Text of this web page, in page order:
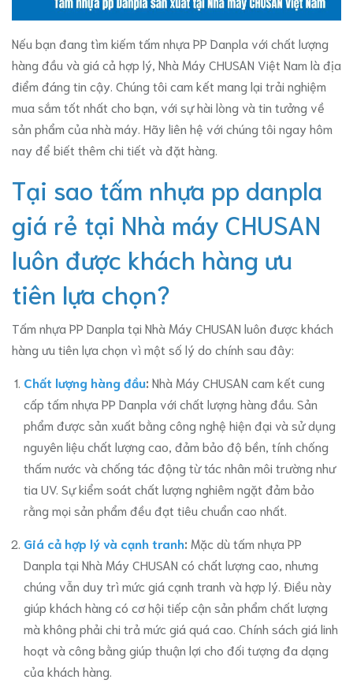
Nếu bạn đang tìm kiếm tấm nhựa PP Danpla với chất lượng
hàng đầu và giá cả hợp lý, Nhà Máy CHUSAN Việt Nam là địa
điểm đáng tin cậy. Chúng tôi cam kết mang lại trải nghiệm
mua sắm tốt nhất cho bạn, với sự hài lòng và tin tưởng về
sản phẩm của nhà máy. Hãy liên hệ với chúng tôi ngay hôm
nay để biết thêm chi tiết và đặt hàng.
Tại sao tấm nhựa pp danpla
giá rẻ tại Nhà máy CHUSAN
luôn được khách hàng ưu
tiên lựa chọn?
Tấm nhựa PP Danpla tại Nhà Máy CHUSAN luôn được khách
hàng ưu tiên lựa chọn vì một số lý do chính sau đây:
Chất lượng hàng đầu: Nhà Máy CHUSAN cam kết cung
cấp tấm nhựa PP Danpla với chất lượng hàng đầu. Sản
phẩm được sản xuất bằng công nghệ hiện đại và sử dụng
nguyên liệu chất lượng cao, đảm bảo độ bền, tính chống
thấm nước và chống tác động từ tác nhân môi trường như
tia UV. Sự kiểm soát chất lượng nghiêm ngặt đảm bảo
rằng mọi sản phẩm đều đạt tiêu chuẩn cao nhất.
Giá cả hợp lý và cạnh tranh: Mặc dù tấm nhựa PP
Danpla tại Nhà Máy CHUSAN có chất lượng cao, nhưng
chúng vẫn duy trì mức giá cạnh tranh và hợp lý. Điều này
giúp khách hàng có cơ hội tiếp cận sản phẩm chất lượng
mà không phải chi trả mức giá quá cao. Chính sách giá linh
hoạt và công bằng giúp thuận lợi cho đối tượng đa dạng
của khách hàng.